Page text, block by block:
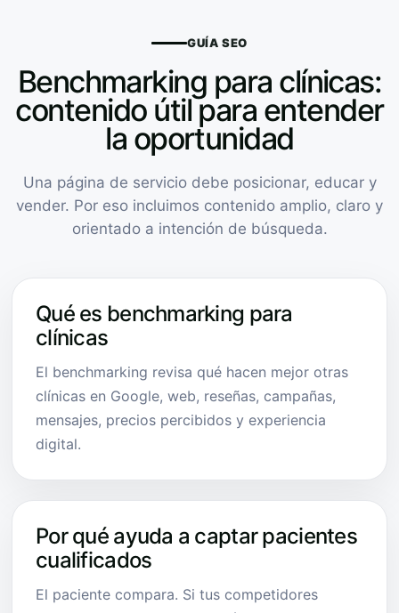
GUÍA SEO
Benchmarking para clínicas:
contenido útil para entender
la oportunidad
Una página de servicio debe posicionar, educar y
vender. Por eso incluimos contenido amplio, claro y
orientado a intención de búsqueda.
Qué es benchmarking para
clínicas
El benchmarking revisa qué hacen mejor otras
clínicas en Google, web, reseñas, campañas,
mensajes, precios percibidos y experiencia
digital.
Por qué ayuda a captar pacientes
cualificados
El paciente compara. Si tus competidores